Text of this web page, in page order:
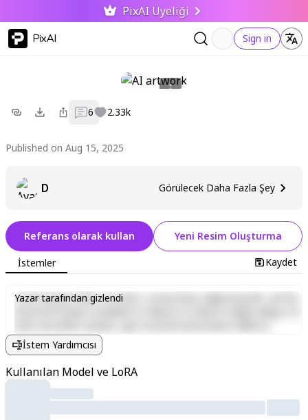
PixAI Üyeliği
PixAI Sign in
6 2.33k
Published on Aug 15, 2025
D Görülecek Daha Fazla Şey
Referans olarak kullan Yeni Resim Oluşturma
İstemler Kaydet
Lorem ipsum dolor sit amet, consectetur adipiscing elit, sed do
laboris nisi ut aliquip ex ea commodo consequat. Duis aute irure
dolor in reprehenderit in voluptate velit esse cillum dolore eu
fugiat nulla pariatur. Excepteur sint occaecat cupidatat non
proident, sunt in culpa qui officia deserunt mollit anim id est
Yazar tarafından gizlendi
İstem Yardımcısı
Kullanılan Model ve LoRA